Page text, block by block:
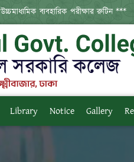
ব্যবহারিক পরীক্ষার রুটিন ***
Library Notice Gallery